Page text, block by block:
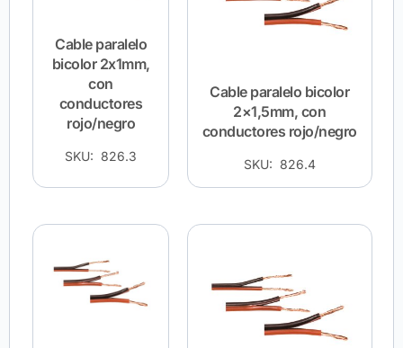
Cable paralelo
bicolor 2x1mm,
con
conductores
rojo/negro
SKU: 826.3
Cable paralelo bicolor
2×1,5mm, con
conductores rojo/negro
SKU: 826.4